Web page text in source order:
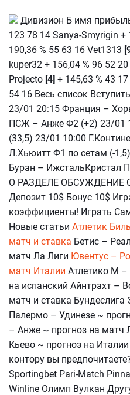
Дивизион Б имя
123 78 14 Sanya-Smyrigin
190,36 % 55 63 16 Vet1313
kuper32 + 156,04 % 96 52
Projecto [4] + 145,63 % 43
54 16 Весь список
23/01 20:15 Франция –
ПСЖ – Анже Ф2 (+2) 23/01
(33,5) 23/01 10:00
Л.Хьюитт Ф1 по сетам (-
Буран – ИжстальКристал
О РАЗДЕЛЕ ОБСУЖДЕНИЕ
Депозит 10$ Бонус 10$
коэффициенты! Играть
Новые статьи Атлетик
матч и ставка Бетис –
матч Ла Лиги Ювентус –
матч Италии Атлетико М –
на испанский Айнтрахт –
матч и ставка
Палермо – Удинезе ~
– Анже ~ прогноз на матч
Кьево ~ прогноз на
контору вы
Sportingbet Pari-Match
Winline Олимп Вулкан